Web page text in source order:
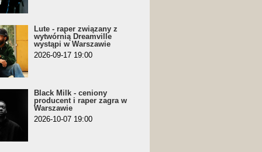
Lute - raper związany z
wytwórnią Dreamville
wystąpi w Warszawie
2026-09-17 19:00
Black Milk - ceniony
producent i raper zagra w
Warszawie
2026-10-07 19:00